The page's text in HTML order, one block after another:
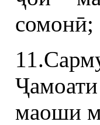
сомонӣ;
маоши